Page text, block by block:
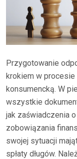
Przygotowanie
krokiem w procesie
konsumencką. W
wszystkie
jak zaświadczenia
zobowiązania
swojej sytuacji
spłaty długów.